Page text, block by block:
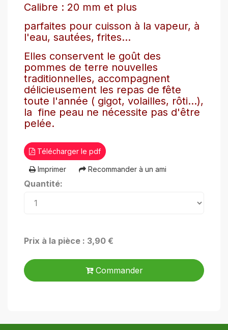
Calibre : 20 mm et plus
parfaites pour cuisson à la vapeur, à
l'eau, sautées, frites...
Elles conservent le goût des
pommes de terre nouvelles
traditionnelles, accompagnent
délicieusement les repas de fête
toute l'année ( gigot, volailles, rôti...),
la fine peau ne nécessite pas d'être
pelée.
Télécharger le pdf
Imprimer Recommander à un ami
Quantité:
Prix à la pièce : 3,90 €
Commander